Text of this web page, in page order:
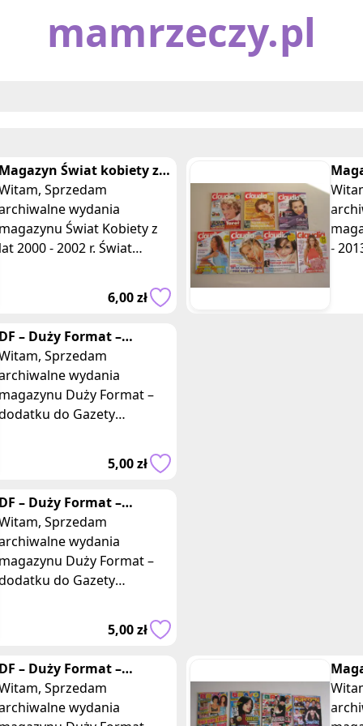
mamrzeczy.pl
Świat kobiety z
2000 - 2002 r.
Sprzedam
wydania
Świat Kobiety z
2000 - 2002 r. Świat
porady, nowin
6,00 zł
2013
Witam,
- 2013. Claudia to
– Duży Format –
Gazety
z roku 2008
Sprzedam
wydania
Duży Format –
do Gazety
magazyn
5,00 zł
– Duży Format –
Gazety
z roku 2010
Sprzedam
wydania
Duży Format –
do Gazety
magazyn
5,00 zł
– Duży Format –
Gazety
z roku 2009
Sprzedam
wydania
Girl,
Witam,